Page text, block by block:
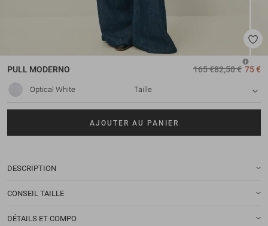
PULL MODERNO 165 €82,50 € 75 €
Optical White Taille
AJOUTER AU PANIER
DESCRIPTION
CONSEIL TAILLE
DÉTAILS ET COMPO